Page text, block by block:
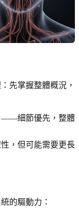
先掌握整體概況，
——細節優先，整體
，但可能需要更長
的驅動力：